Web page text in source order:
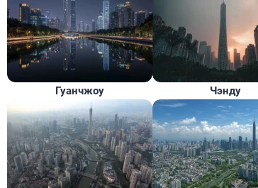
Гуанчжоу Чэнду